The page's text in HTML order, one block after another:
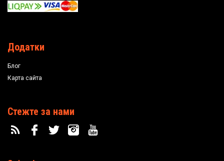
Додатки
Блог
Карта сайта
Стежте за нами